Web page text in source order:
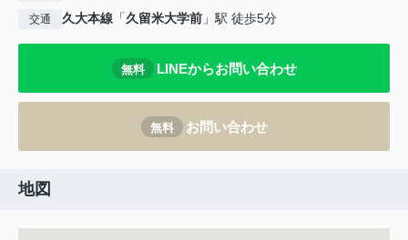
交通 久大本線 「久留米大学前 」駅 徒歩5分
無料 LINEからお問い合わせ
無料 お問い合わせ
地図